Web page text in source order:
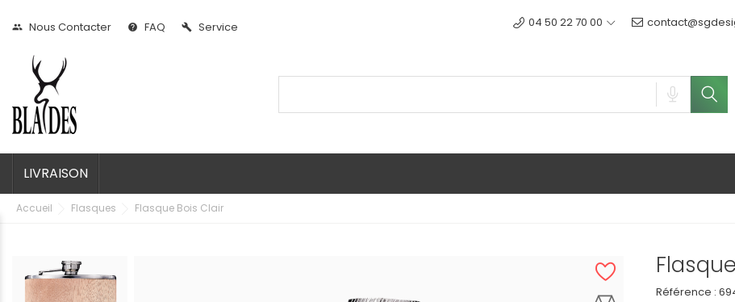
people Nous Contacter help FAQ build Service 04 50 22 70 00
LIVRAISON
Accueil Flasques Flasque Bois Clair
Référence :